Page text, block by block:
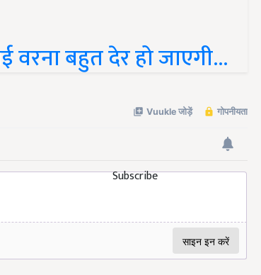
Subscribe
वरना बहुत देर हो जाएगी...